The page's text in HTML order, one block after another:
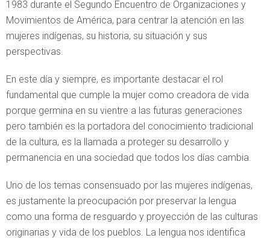
1983 durante el Segundo Encuentro de Organizaciones y
Movimientos de América​, para centrar la atención en las
mujeres indígenas, su historia, su situación y sus
perspectivas.
En este día y siempre, es importante destacar el rol
fundamental que cumple la mujer como creadora de vida
porque germina en su vientre a las futuras generaciones
pero también es la portadora del conocimiento tradicional
de la cultura, es la llamada a proteger su desarrollo y
permanencia en una sociedad que todos los días cambia.
Uno de los temas consensuado por las mujeres indígenas,
es justamente la preocupación por preservar la lengua
como una forma de resguardo y proyección de las culturas
originarias y vida de los pueblos. La lengua nos identifica